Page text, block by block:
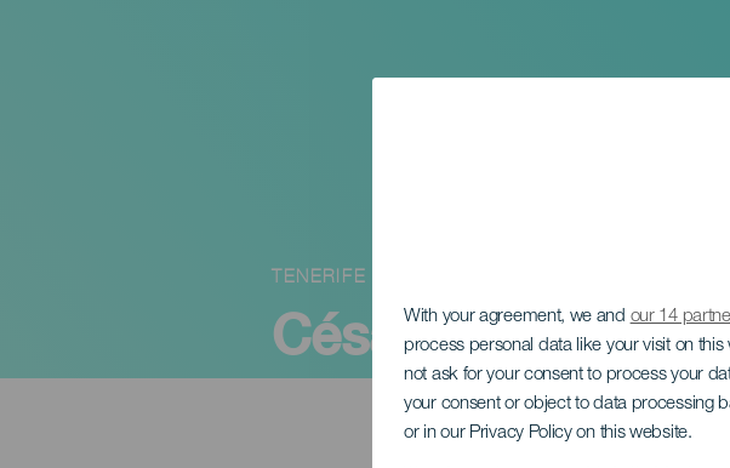
With your agreement, we and our 14
process personal data like your visit on
not ask for your consent to process your
your consent or object to data processing
or in our Privacy Policy on this website.
César Manrique:
TENERIFE